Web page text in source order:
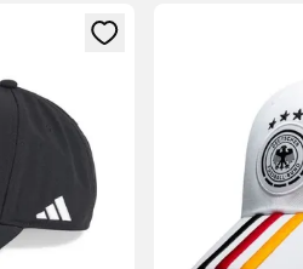
in eller registrera dig som
Öppnar en